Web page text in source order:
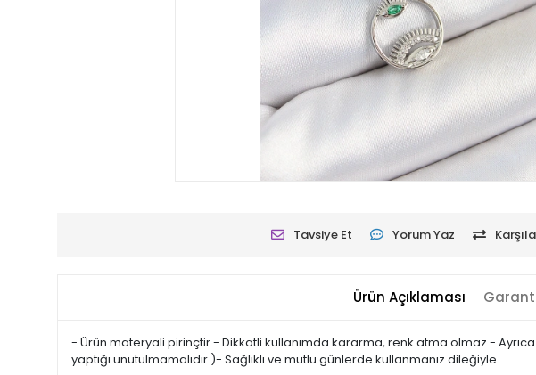
Tavsiye Et Yorum Yaz
Ürün Açıklaması
- Ürün materyali pirinçtir.- Dikkatli kullanımda kararma, renk atma olmaz.-
yaptığı unutulmamalıdır.)- Sağlıklı ve mutlu günlerde kullanmanız dileğiyle…